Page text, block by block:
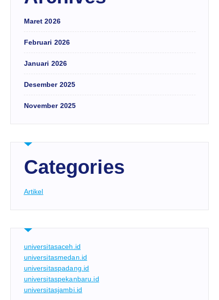
Maret 2026
Februari 2026
Januari 2026
Desember 2025
November 2025
Categories
Artikel
universitasaceh.id
universitasmedan.id
universitaspadang.id
universitaspekanbaru.id
universitasjambi.id